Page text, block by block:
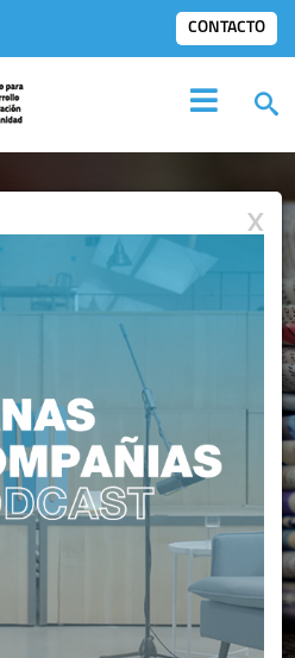
CONTACTO
MEDIOS
X